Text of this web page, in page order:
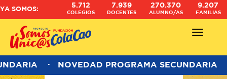
YA SOMOS:
5.712
COLEGIOS
7.939
DOCENTES
270.370
ALUMNO/AS
9.207
FAMILIAS
Abrir -
NOVEDAD PROGRAMA SECUNDARIA